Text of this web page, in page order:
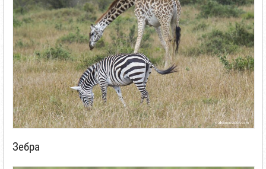
Зебра